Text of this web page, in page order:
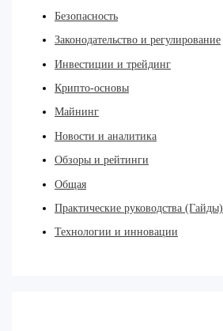
Безопасность
Законодательство и регулирование
Инвестиции и трейдинг
Крипто-основы
Майнинг
Новости и аналитика
Обзоры и рейтинги
Общая
Практические руководства (Гайды)
Технологии и инновации